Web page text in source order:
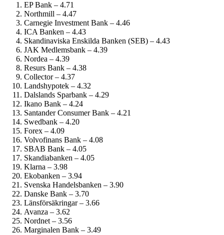
EP Bank – 4.71
Northmill – 4.47
Carnegie Investment Bank – 4.46
ICA Banken – 4.43
Skandinaviska Enskilda Banken (SEB) – 4.43
JAK Medlemsbank – 4.39
Nordea – 4.39
Resurs Bank – 4.38
Collector – 4.37
Landshypotek – 4.32
Dalslands Sparbank – 4.29
Ikano Bank – 4.24
Santander Consumer Bank – 4.21
Swedbank – 4.20
Forex – 4.09
Volvofinans Bank – 4.08
SBAB Bank – 4.05
Skandiabanken – 4.05
Klarna – 3.98
Ekobanken – 3.94
Svenska Handelsbanken – 3.90
Danske Bank – 3.70
Länsförsäkringar – 3.66
Avanza – 3.62
Nordnet – 3.56
Marginalen Bank – 3.49